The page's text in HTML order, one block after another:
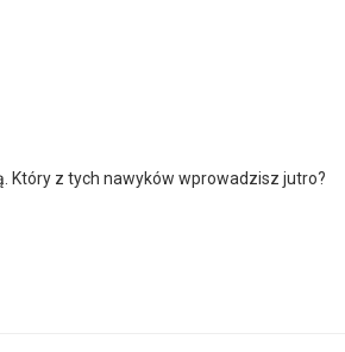
Który z tych nawyków wprowadzisz jutro?